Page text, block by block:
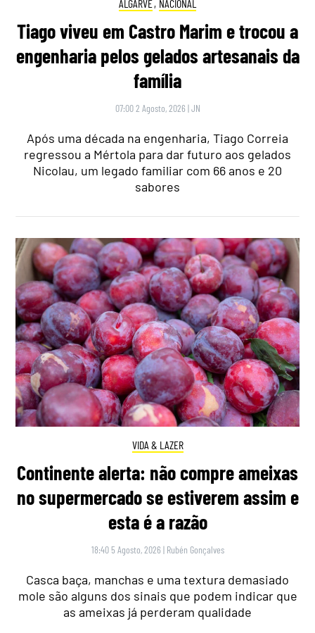
ALGARVE, NACIONAL
Tiago viveu em Castro Marim e trocou a
engenharia pelos gelados artesanais da
família
07:00 2 Agosto, 2026 |JN
Após uma década na engenharia, Tiago Correia
regressou a Mértola para dar futuro aos gelados
Nicolau, um legado familiar com 66 anos e 20
sabores
VIDA & LAZER
Continente alerta: não compre ameixas
no supermercado se estiverem assim e
esta é a razão
18:40 5 Agosto, 2026 | Rubén Gonçalves
Casca baça, manchas e uma textura demasiado
mole são alguns dos sinais que podem indicar que
as ameixas já perderam qualidade